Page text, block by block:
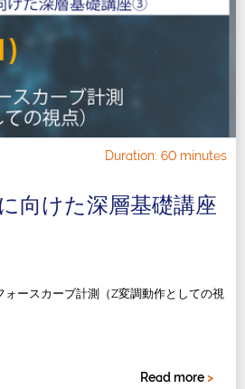
Duration: 60 minutes
向けた深層基礎講座
ォースカーブ計測（Z変調動作としての視
Read more>